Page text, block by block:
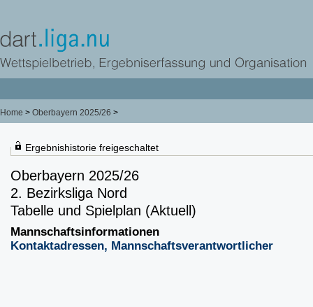
Home > Oberbayern 2025/26 >
Ergebnishistorie freigeschaltet
Oberbayern 2025/26
2. Bezirksliga Nord
Tabelle und Spielplan (Aktuell)
Mannschaftsinformationen
Kontaktadressen, Mannschaftsverantwortlicher